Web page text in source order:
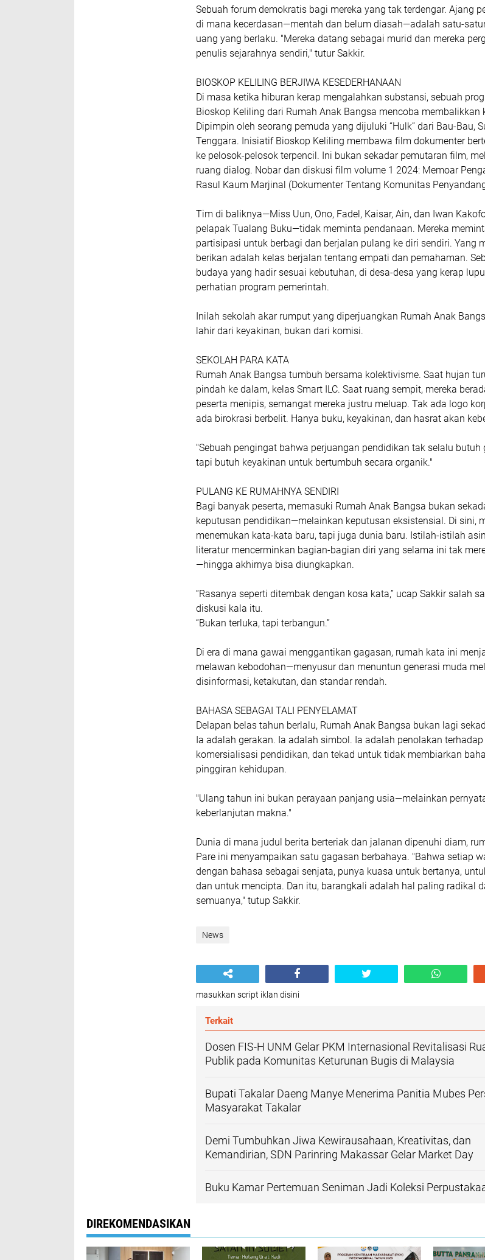
Sebuah forum demokratis bagi mereka yang tak terdengar. Ajang
di mana kecerdasan—mentah dan belum diasah—adalah satu-
uang yang berlaku. "Mereka datang sebagai murid dan mereka
penulis sejarahnya sendiri," tutur Sakkir.
BIOSKOP KELILING BERJIWA KESEDERHANAAN
Di masa ketika hiburan kerap mengalahkan substansi, sebuah
Bioskop Keliling dari Rumah Anak Bangsa mencoba membalikkan
Dipimpin oleh seorang pemuda yang dijuluki “Hulk” dari Bau-Bau,
Tenggara. Inisiatif Bioskop Keliling membawa film dokumenter
ke pelosok-pelosok terpencil. Ini bukan sekadar pemutaran film,
ruang dialog. Nobar dan diskusi film volume 1 2024: Memoar
Rasul Kaum Marjinal (Dokumenter Tentang Komunitas
Tim di baliknya—Miss Uun, Ono, Fadel, Kaisar, Ain, dan Iwan
pelapak Tualang Buku—tidak meminta pendanaan. Mereka
partisipasi untuk berbagi dan berjalan pulang ke diri sendiri. Yang
berikan adalah kelas berjalan tentang empati dan pemahaman.
budaya yang hadir sesuai kebutuhan, di desa-desa yang kerap
perhatian program pemerintah.
Inilah sekolah akar rumput yang diperjuangkan Rumah Anak
lahir dari keyakinan, bukan dari komisi.
SEKOLAH PARA KATA
Rumah Anak Bangsa tumbuh bersama kolektivisme. Saat hujan
pindah ke dalam, kelas Smart ILC. Saat ruang sempit, mereka
peserta menipis, semangat mereka justru meluap. Tak ada logo
ada birokrasi berbelit. Hanya buku, keyakinan, dan hasrat akan
"Sebuah pengingat bahwa perjuangan pendidikan tak selalu butuh
tapi butuh keyakinan untuk bertumbuh secara organik."
PULANG KE RUMAHNYA SENDIRI
Bagi banyak peserta, memasuki Rumah Anak Bangsa bukan
keputusan pendidikan—melainkan keputusan eksistensial. Di sini,
menemukan kata-kata baru, tapi juga dunia baru. Istilah-istilah
literatur mencerminkan bagian-bagian diri yang selama ini tak
—hingga akhirnya bisa diungkapkan.
“Rasanya seperti ditembak dengan kosa kata,” ucap Sakkir salah
diskusi kala itu.
“Bukan terluka, tapi terbangun.”
Di era di mana gawai menggantikan gagasan, rumah kata ini
melawan kebodohan—menyusur dan menuntun generasi muda
disinformasi, ketakutan, dan standar rendah.
BAHASA SEBAGAI TALI PENYELAMAT
Delapan belas tahun berlalu, Rumah Anak Bangsa bukan lagi
Ia adalah gerakan. Ia adalah simbol. Ia adalah penolakan terhadap
komersialisasi pendidikan, dan tekad untuk tidak membiarkan
pinggiran kehidupan.
"Ulang tahun ini bukan perayaan panjang usia—melainkan
keberlanjutan makna."
Dunia di mana judul berita berteriak dan jalanan dipenuhi diam,
Pare ini menyampaikan satu gagasan berbahaya. "Bahwa setiap
dengan bahasa sebagai senjata, punya kuasa untuk bertanya,
dan untuk mencipta. Dan itu, barangkali adalah hal paling radikal
semuanya," tutup Sakkir.
News
masukkan script iklan disini
Terkait
Dosen FIS-H UNM Gelar PKM Internasional Revitalisasi
Publik pada Komunitas Keturunan Bugis di Malaysia
Bupati Takalar Daeng Manye Menerima Panitia Mubes
Masyarakat Takalar
Demi Tumbuhkan Jiwa Kewirausahaan, Kreativitas, dan
Kemandirian, SDN Parinring Makassar Gelar Market Day
Buku Kamar Pertemuan Seniman Jadi Koleksi
DIREKOMENDASIKAN